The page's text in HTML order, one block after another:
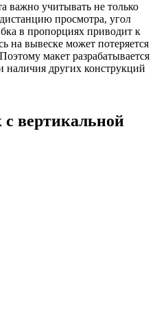
важно учитывать не только
просмотра, угол
в пропорциях приводит к
на вывеске может потеряется
макет разрабатывается
наличия других конструкций
вертикальной